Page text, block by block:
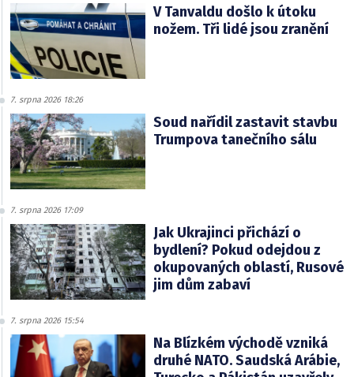
V Tanvaldu došlo k útoku
nožem. Tři lidé jsou zranění
7. srpna 2026 18:26
Soud nařídil zastavit stavbu
Trumpova tanečního sálu
7. srpna 2026 17:09
Jak Ukrajinci přichází o
bydlení? Pokud odejdou z
okupovaných oblastí, Rusové
jim dům zabaví
7. srpna 2026 15:54
Na Blízkém východě vzniká
druhé NATO. Saudská Arábie,